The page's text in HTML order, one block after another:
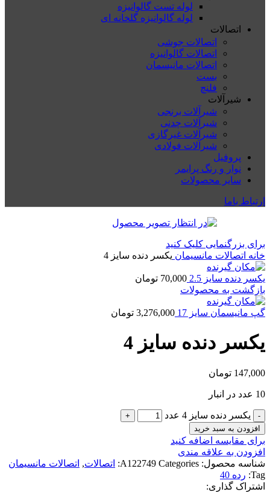
لوله تست گالوانیزه
لوله گالوانیزه گلخانه ای
اتصالات
اتصالات جوشی
اتصالات گالوانیزه
اتصالات مانیسمان
بست
فلنچ
شیرآلات
شیرآلات برنجی
شیرآلات چدنی
شیرآلات غیرگازی
شیرآلات فولادی
پروفیل
نوار و رنگ پرایمر
سایر محصولات
ارتباط باما
برای بزرگنمایی کلیک کنید
خانه اتصالات مانسیمان یکسر دنده سایز 4
یکسر دنده سایز 2.5 70,000 تومان
بازگشت به محصولات
گپ مانیسمان سایز 17 3,276,000 تومان
یکسر دنده سایز 4
147,000 تومان
10 عدد در انبار
یکسر دنده سایز 4 عدد
افزودن به سبد خرید
برای مقایسه اضافه کنید
افزودن به علاقه مندی
شناسه محصول:
A122749 Categories: اتصالات, اتصالات مانسیمان
Tag: رده 40
اشتراک گذاری: